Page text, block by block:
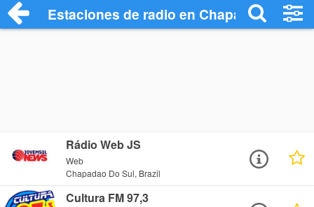
Estaciones de radio en Chapadao Do
Rádio Web JS
Web
Chapadao Do Sul, Brazil
Cultura FM 97,3